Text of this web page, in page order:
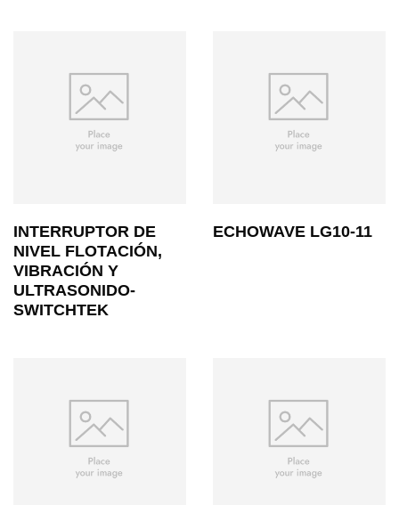
INTERRUPTOR DE
NIVEL FLOTACIÓN,
VIBRACIÓN Y
ULTRASONIDO-
SWITCHTEK
ECHOWAVE LG10-11